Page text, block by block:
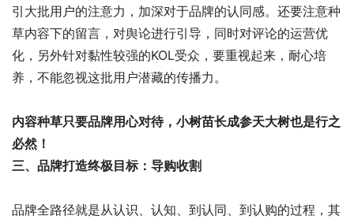
引大批用户的注意力，加深对于品牌的认同感。还要注意种
草内容下的留言，对舆论进行引导，同时对评论的运营优
化，另外针对黏性较强的KOL受众，要重视起来，耐心培
养，不能忽视这批用户潜藏的传播力。
内容种草只要品牌用心对待，小树苗长成参天大树也是行之
必然！
三、品牌打造终极目标： 导购收割
品牌全路径就是从认识、认知、到认同、到认购的过程，其